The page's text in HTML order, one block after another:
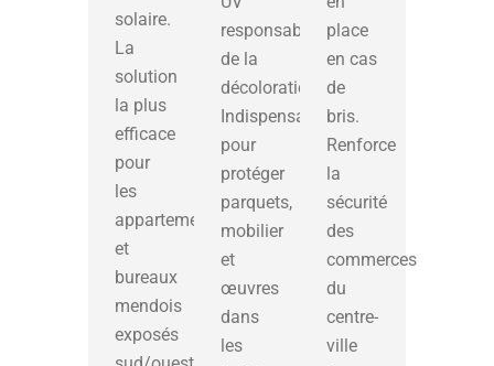
solaire.
La
solution
la plus
efficace
pour
les
appartements
et
bureaux
mendois
exposés
responsables
de la
décoloration.
Indispensable
pour
protéger
parquets,
mobilier
et
œuvres
dans
les
place
en cas
de
bris.
Renforce
la
sécurité
des
commerces
du
centre-
ville